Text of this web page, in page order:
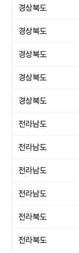
경상북도
경상북도
경상북도
경상북도
경상북도
전라남도
전라남도
전라남도
전라남도
전라북도
전라북도